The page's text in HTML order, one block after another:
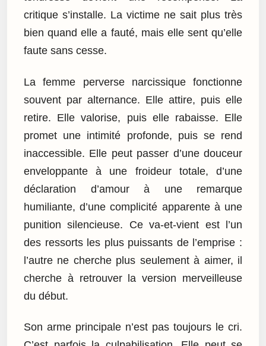
critique s’installe. La victime ne sait plus très
bien quand elle a fauté, mais elle sent qu’elle
faute sans cesse.
La femme perverse narcissique fonctionne
souvent par alternance. Elle attire, puis elle
retire. Elle valorise, puis elle rabaisse. Elle
promet une intimité profonde, puis se rend
inaccessible. Elle peut passer d’une douceur
enveloppante à une froideur totale, d’une
déclaration d’amour à une remarque
humiliante, d’une complicité apparente à une
punition silencieuse. Ce va-et-vient est l’un
des ressorts les plus puissants de l’emprise :
l’autre ne cherche plus seulement à aimer, il
cherche à retrouver la version merveilleuse
du début.
Son arme principale n’est pas toujours le cri.